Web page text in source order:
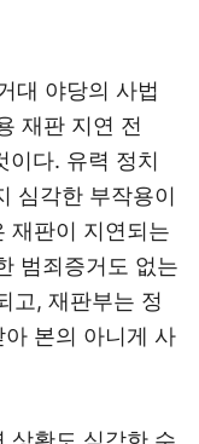
대 야당의 사법
재판 지연 전
이다. 유력 정치
심각한 부작용이
재판이 지연되는
범죄증거도 없는
고, 재판부는 정
본의 아니게 사